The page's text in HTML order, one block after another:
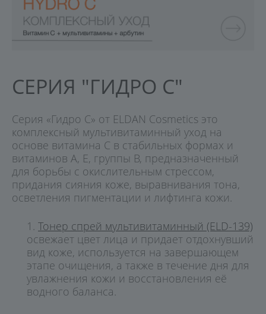
СЕРИЯ "ГИДРО С"
Серия «Гидро С» от ELDAN Cosmetics это
комплексный мультивитаминный уход на
основе витамина C в стабильных формах и
витаминов A, E, группы B, предназначенный
для борьбы с окислительным стрессом,
придания сияния коже, выравнивания тона,
осветления пигментации и лифтинга кожи.
Тонер спрей мультивитаминный (ELD-139)
освежает цвет лица и придает отдохнувший
вид коже, используется на завершающем
этапе очищения, а также в течение дня для
увлажнения кожи и восстановления её
водного баланса.